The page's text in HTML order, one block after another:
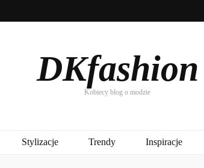
DKfashion
Kobiecy blog o modzie
Stylizacje Trendy Inspiracje